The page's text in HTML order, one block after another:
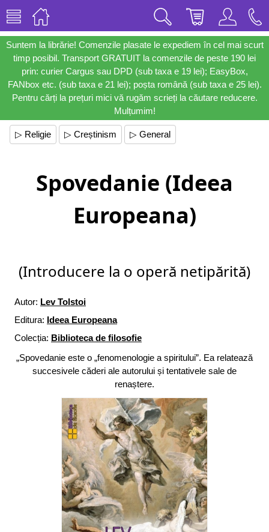
Suntem la librărie! Comenzile plasate le expediem în cel mai scurt
timp posibil. Transport GRATUIT la comenzile de peste 190 lei
prin: curier Cargus sau DPD (sub taxa e 19 lei); EasyBox,
FANbox etc. (sub taxa e 21 lei); poșta română (sub taxa e 25 lei).
Pentru cărți la prețuri mici vă rugăm scrieți la căutare reducere.
Mulțumim!
▷ Religie ▷ Creștinism ▷ General
Spovedanie (Ideea
Europeana)
(Introducere la o operă netipărită)
Autor: Lev Tolstoi
Editura: Ideea Europeana
Colecția: Biblioteca de filosofie
„Spovedanie este o „fenomenologie a spiritului”. Ea relatează
succesivele căderi ale autorului și tentativele sale de
renaștere.